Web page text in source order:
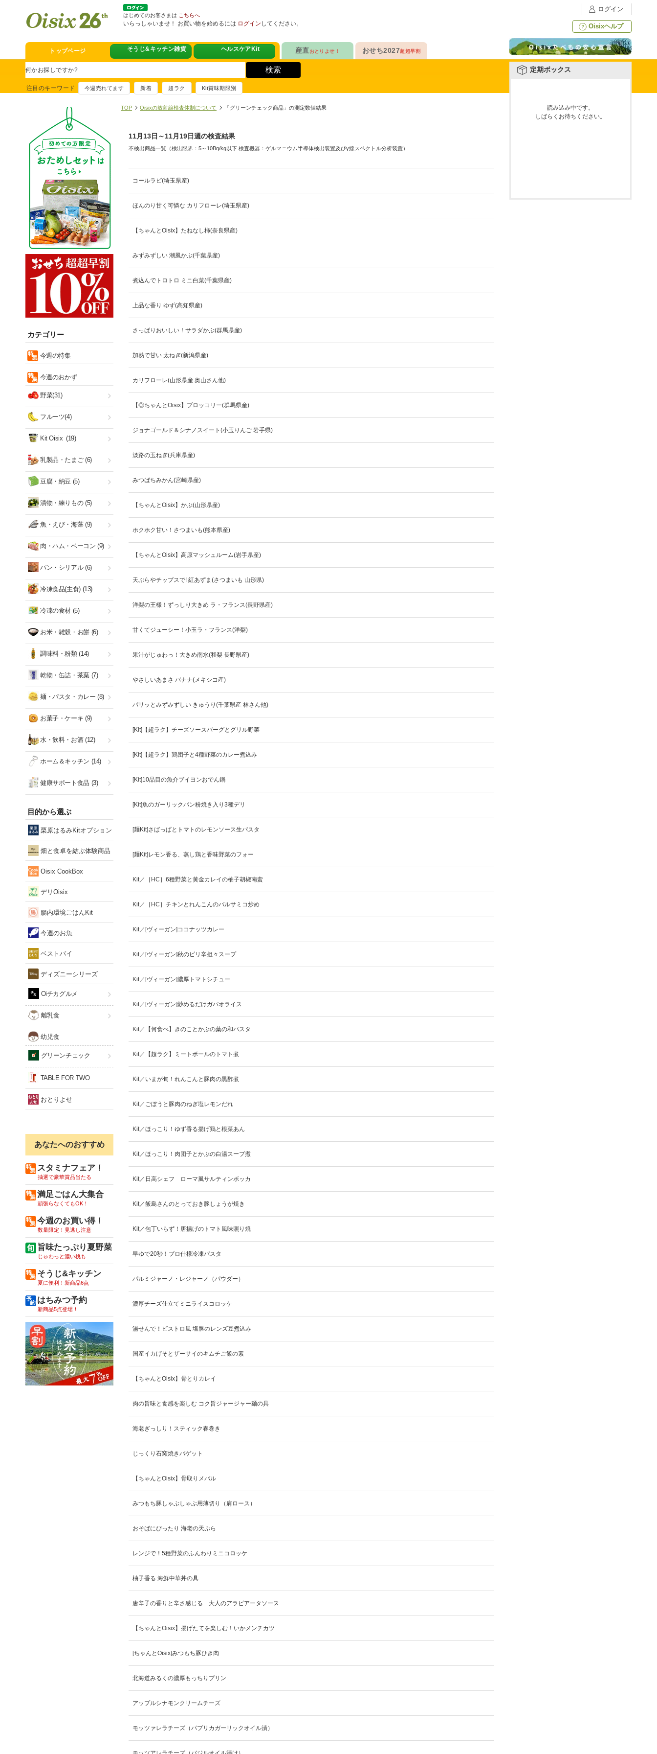
ログイン
Oisixヘルプ
はじめてのお客さまは こちらへ
いらっしゃいませ！ お買い物を始めるには ログイン してください。
トップページ そうじ&キッチン雑貨
豪華賞品が当たるチャンス
満足ごはん大集合
おすすめ！出汁付き肉吸い
真アジのおぼろ昆布〆
そうじ&キッチン雑貨
熊本地震への緊急支援
寄付付き商品取り扱い中
ヘルスケアKit
ヘルスケアKit
健康サポート食品
産直おとりよせ！
ナガノパープルも！
ファンが年々増！
夏にピッタリ
おせち2027超超早割
人気「高砂」の
乾杯のお供にも！
人気二段重「高砂」と
検索
注目のキーワード 今週売れてます 新着 超ラク Kit賞味期限別
定期ボックス
読み込み中です。
しばらくお待ちください。
TOP Oisixの放射線検査体制について 「グリーンチェック商品」の測定数値結果
11月13日～11月19日週の検査結果
不検出商品一覧（検出限界：5～10Bq/kg以下 検査機器：ゲルマニウム半導体検出装置及びγ線スペクトル分析装置）
コールラビ(埼玉県産)
ほんのり甘く可憐な カリフローレ(埼玉県産)
【ちゃんとOisix】たねなし柿(奈良県産)
みずみずしい 潮風かぶ(千葉県産)
煮込んでトロトロ ミニ白菜(千葉県産)
上品な香り ゆず(高知県産)
さっぱりおいしい！サラダかぶ(群馬県産)
加熱で甘い 太ねぎ(新潟県産)
カリフローレ(山形県産 奥山さん他)
【◎ちゃんとOisix】ブロッコリー(群馬県産)
ジョナゴールド＆シナノスイート(小玉りんご 岩手県)
淡路の玉ねぎ(兵庫県産)
みつばちみかん(宮崎県産)
【ちゃんとOisix】かぶ(山形県産)
ホクホク甘い！さつまいも(熊本県産)
【ちゃんとOisix】高原マッシュルーム(岩手県産)
天ぷらやチップスで! 紅あずま(さつまいも 山形県)
洋梨の王様！ずっしり大きめ ラ・フランス(長野県産)
甘くてジューシー！小玉ラ・フランス(洋梨)
果汁がじゅわっ！大きめ南水(和梨 長野県産)
やさしいあまさ バナナ(メキシコ産)
パリッとみずみずしい きゅうり(千葉県産 林さん他)
[Kit]【超ラク】チーズソースバーグとグリル野菜
[Kit]【超ラク】鶏団子と4種野菜のカレー煮込み
[Kit]10品目の魚介ブイヨンおでん鍋
[Kit]魚のガーリックパン粉焼き入り3種デリ
[麺Kit]さばっぱとトマトのレモンソース生パスタ
[麺Kit]レモン香る、蒸し鶏と香味野菜のフォー
Kit／［HC］6種野菜と黄金カレイの柚子胡椒南蛮
Kit／［HC］チキンとれんこんのバルサミコ炒め
Kit／[ヴィーガン]ココナッツカレー
Kit／[ヴィーガン]秋のピリ辛担々スープ
Kit／[ヴィーガン]濃厚トマトシチュー
Kit／[ヴィーガン]炒めるだけガパオライス
Kit／【何食べ】きのことかぶの葉の和パスタ
Kit／【超ラク】ミートボールのトマト煮
Kit／いまが旬！れんこんと豚肉の黒酢煮
Kit／ごぼうと豚肉のねぎ塩レモンだれ
Kit／ほっこり！ゆず香る揚げ鶏と根菜あん
Kit／ほっこり！肉団子とかぶの白湯スープ煮
Kit／日高シェフ ローマ風サルティンボッカ
Kit／飯島さんのとっておき豚しょうが焼き
Kit／包丁いらず！唐揚げのトマト風味照り焼
早ゆで20秒！プロ仕様冷凍パスタ
パルミジャーノ・レジャーノ（パウダー）
濃厚チーズ仕立てミニライスコロッケ
湯せんで！ビストロ風 塩豚のレンズ豆煮込み
国産イカげそとザーサイのキムチご飯の素
【ちゃんとOisix】骨とりカレイ
肉の旨味と食感を楽しむ コク旨ジャージャー麺の具
海老ぎっしり！スティック春巻き
じっくり石窯焼きバゲット
【ちゃんとOisix】骨取りメバル
みつもち豚しゃぶしゃぶ用薄切り（肩ロース）
おそばにぴったり 海老の天ぷら
レンジで！5種野菜のふんわりミニコロッケ
柚子香る 海鮮中華丼の具
唐辛子の香りと辛さ感じる 大人のアラビアータソース
【ちゃんとOisix】揚げたてを楽しむ！いかメンチカツ
[ちゃんとOisix]みつもち豚ひき肉
北海道みるくの濃厚もっちりプリン
アップルシナモンクリームチーズ
モッツァレラチーズ（パプリカガーリックオイル漬）
カテゴリー
今週の特集
今週のおかず
野菜(31)
フルーツ(4)
Kit Oisix (19)
乳製品・たまご(6)
豆腐・納豆 (5)
漬物・練りもの(5)
魚・えび・海藻(9)
肉・ハム・ベーコン (9)
パン・シリアル(6)
冷凍食品(主食)(13)
冷凍の食材 (5)
お米・雑穀・お餅(6)
調味料・粉類(14)
乾物・缶詰・茶葉(7)
麺・パスタ・カレー (8)
お菓子・ケーキ (9)
水・飲料・お酒(12)
ホーム＆キッチン (14)
健康サポート食品 (3)
目的から選ぶ
栗原はるみKitオプション
畑と食卓を結ぶ体験商品
Oisix CookBox
デリOisix
腸内環境ごはんKit
今週のお魚
ベストバイ
ディズニーシリーズ
Oiチカグルメ
離乳食
幼児食
グリーンチェック
TABLE FOR TWO
おとりよせ
あなたへのおすすめ
スタミナフェア！
抽選で豪華賞品当たる
満足ごはん大集合
頑張らなくてもOK！
今週のお買い得！
数量限定！見逃し注意
旨味たっぷり夏野菜
じゅわっと濃い桃も
そうじ&キッチン
夏に便利！新商品6点
はちみつ予約
新商品5点登場！